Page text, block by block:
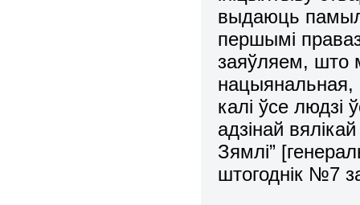
выдаюць
першымі
заяўляем, што
калі ўсе
адзінай
Зямлі”
штогоднік №7